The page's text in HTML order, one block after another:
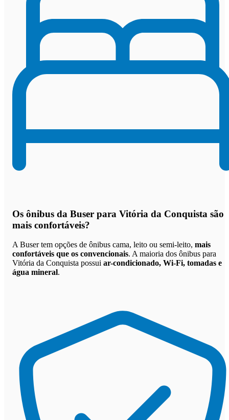
Os ônibus da Buser para Vitória da Conquista são
mais confortáveis?
A Buser tem opções de ônibus cama, leito ou semi-leito, mais
confortáveis que os convencionais. A maioria dos ônibus para
Vitória da Conquista possui ar-condicionado, Wi-Fi, tomadas e
água mineral.